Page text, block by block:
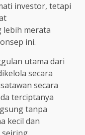
investor, tetapi
lebih merata
ini.
utama dari
secara
secara
terciptanya
tanpa
kecil dan